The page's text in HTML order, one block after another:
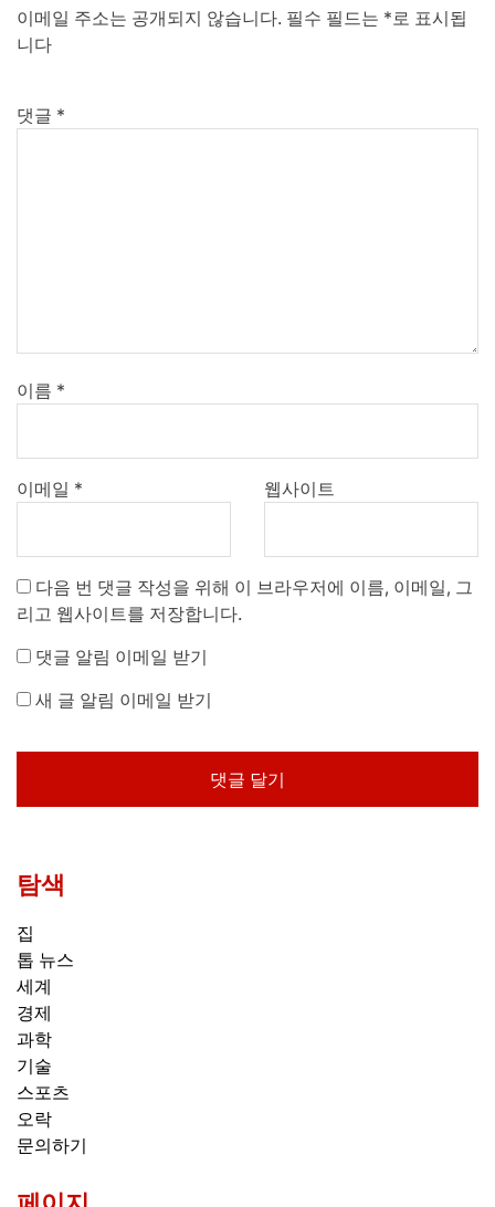
이메일 주소는 공개되지 않습니다. 필수 필드는 * 로 표시됩
니다
댓글 *
이름 *
이메일 * 웹사이트
다음 번 댓글 작성을 위해 이 브라우저에 이름, 이메일, 그
리고 웹사이트를 저장합니다.
댓글 알림 이메일 받기
새 글 알림 이메일 받기
탐색
집
톱 뉴스
세계
경제
과학
기술
스포츠
오락
문의하기